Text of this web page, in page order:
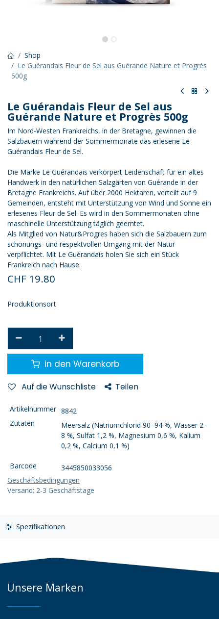
Shop
Le Guérandais Fleur de Sel aus Guérande Nature et Progrès
500g
Le Guérandais Fleur de Sel aus
Guérande Nature et Progrès 500g
Im Nord-Westen Frankreichs, in der Bretagne, gewinnen die
Salzbauern während der Sommermonate das erlesene Le
Guérandais Fleur de Sel.
Die Marke Le Guérandais verkörpert Leidenschaft für ein altes
Handwerk in den natürlichen Salzgärten von Guérande in der
Bretagne Frankreichs. Auf über 2000 Hektaren, verteilt auf 9
Gemeinden, entsteht mit Unterstützung von Wind und Sonne ein
erlesenes Fleur de Sel. Es wird in den Sommermonaten ohne
maschinelle Unterstützung täglich geerntet.
Als Mitglied von Natur&Progres haben sich die Salzbauern zum
schonungs- und respektvollen Umgang mit der Natur
verpflichtet. Mit Le Guérandais holen Sie sich ein Stück
Frankreich nach Hause.
CHF 19.80
Produktionsort
in den Warenkorb
Auf die Wunschliste Teilen
Artikelnummer 8842
Zutaten
Meersalz (Natriumchlorid 90–94 %, Wasser 2–
8 %, Sulfat 1,2 %, Magnesium 0,6 %, Kalium
0,2 %, Calcium 0,1 %)
Barcode
3445850033056
Geschäftsbedingungen
Versand: 2-3 Geschäftstage
Spezifikationen
Unsere Marken